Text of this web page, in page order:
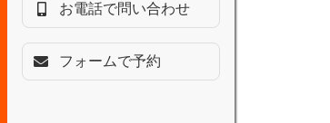
お電話で問い合わせ
フォームで予約